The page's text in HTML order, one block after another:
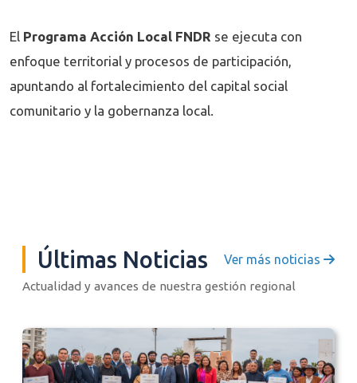
El Programa Acción Local FNDR se ejecuta con
enfoque territorial y procesos de participación,
apuntando al fortalecimiento del capital social
comunitario y la gobernanza local.
Últimas Noticias Ver más noticias
Actualidad y avances de nuestra gestión regional